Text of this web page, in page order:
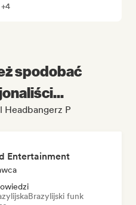
spodobać
Headbangerz P
Entertainment
Brazylijski funk